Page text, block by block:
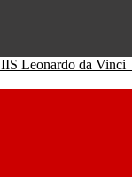
IIS Leonardo da Vinci